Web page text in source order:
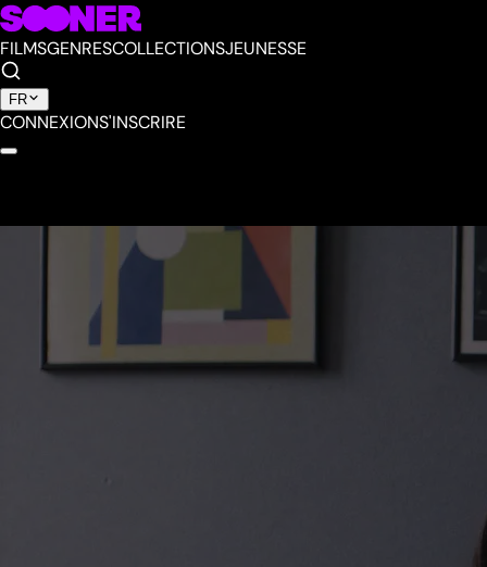
FILMSGENRESCOLLECTIONSJEUNESSE
FR
CONNEXIONS'INSCRIRE